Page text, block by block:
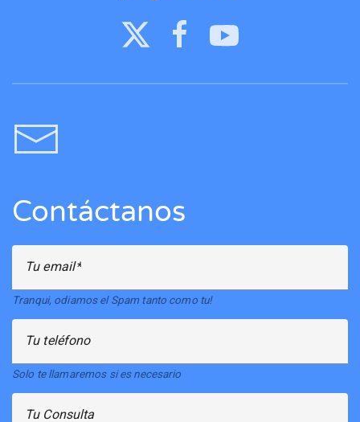
Contáctanos
Tu email
Tranqui, odiamos el Spam tanto como tu!
Tu teléfono
Solo te llamaremos si es necesario
Tu Consulta